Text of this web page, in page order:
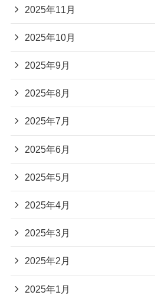
2025年11月
2025年10月
2025年9月
2025年8月
2025年7月
2025年6月
2025年5月
2025年4月
2025年3月
2025年2月
2025年1月